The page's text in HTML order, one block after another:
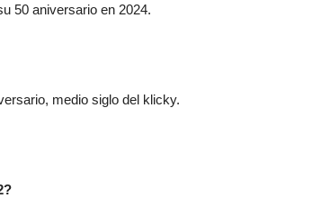
50 aniversario en 2024.
medio siglo del klicky.